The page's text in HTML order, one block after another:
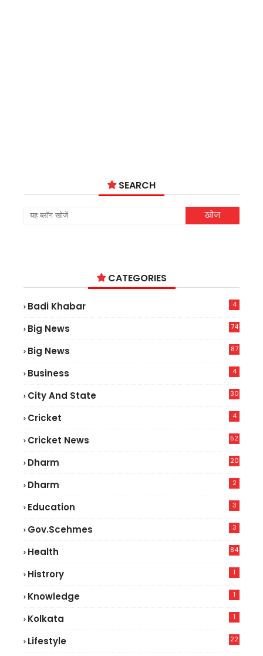
SEARCH
CATEGORIES
Badi Khabar 4
Big News
74
Big News
87
Business 4
City And State 30
Cricket 4
Cricket News
52
Dharm 20
Dharm 2
Education 3
Gov.scehmes 3
Health
84
Histrory 1
Knowledge 1
Kolkata 1
Lifestyle
22